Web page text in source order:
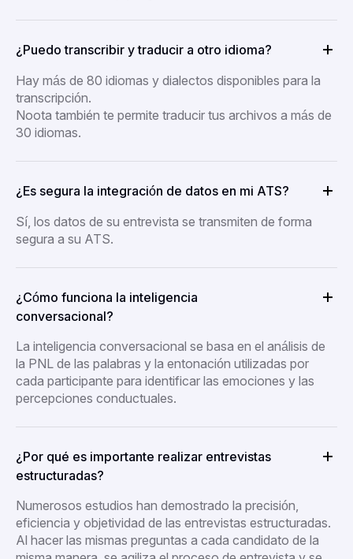
¿Puedo transcribir y traducir a otro idioma?
Hay más de 80 idiomas y dialectos disponibles para la
transcripción.
Noota también te permite traducir tus archivos a más de
30 idiomas.
¿Es segura la integración de datos en mi ATS?
Sí, los datos de su entrevista se transmiten de forma
segura a su ATS.
¿Cómo funciona la inteligencia
conversacional?
La inteligencia conversacional se basa en el análisis de
la PNL de las palabras y la entonación utilizadas por
cada participante para identificar las emociones y las
percepciones conductuales.
¿Por qué es importante realizar entrevistas
estructuradas?
Numerosos estudios han demostrado la precisión,
eficiencia y objetividad de las entrevistas estructuradas.
Al hacer las mismas preguntas a cada candidato de la